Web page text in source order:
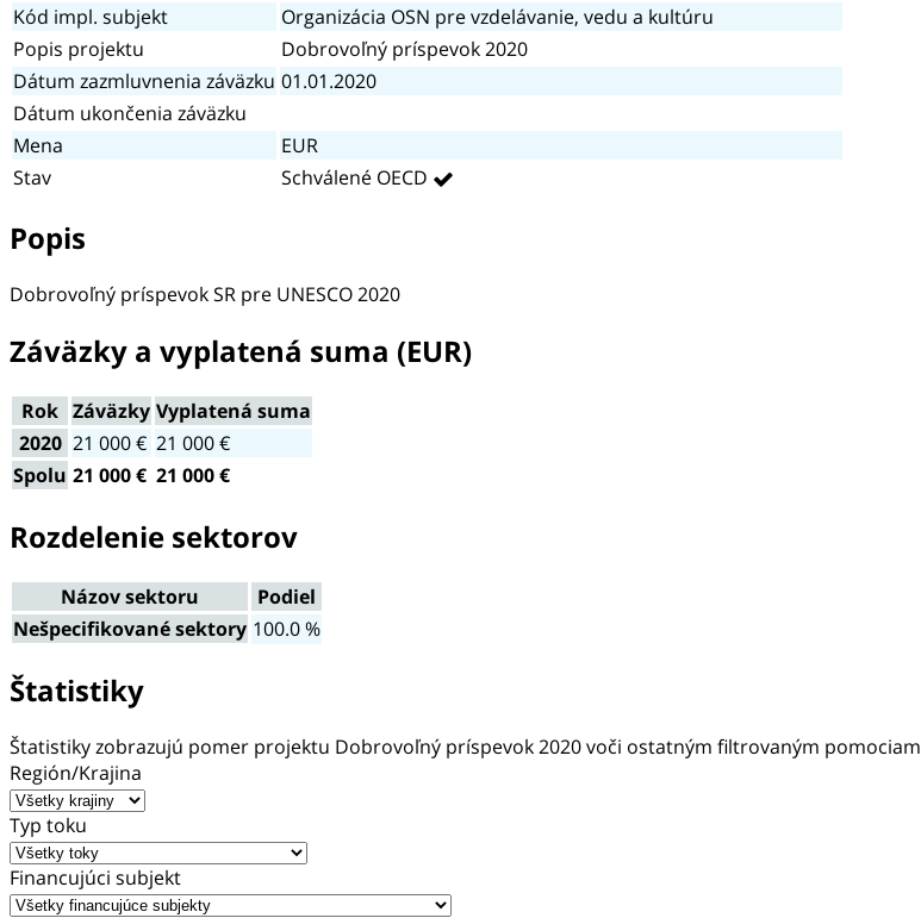
Kód impl. subjekt
Organizácia OSN pre vzdelávanie, vedu a kultúru
Popis projektu
Dobrovoľný príspevok 2020
Dátum zazmluvnenia záväzku 01.01.2020
Dátum ukončenia záväzku
Mena
EUR
Stav
Schválené OECD
Popis
Dobrovoľný príspevok SR pre UNESCO 2020
Záväzky a vyplatená suma (EUR)
Rok Záväzky Vyplatená suma
2020 21 000 € 21 000 €
Spolu 21 000 € 21 000 €
Rozdelenie sektorov
Názov sektoru
Podiel
Nešpecifikované sektory 100.0 %
Štatistiky
Štatistiky zobrazujú pomer projektu Dobrovoľný príspevok 2020 voči ostatným filtrovaným pomociam
Región/Krajina
Typ toku
Financujúci subjekt